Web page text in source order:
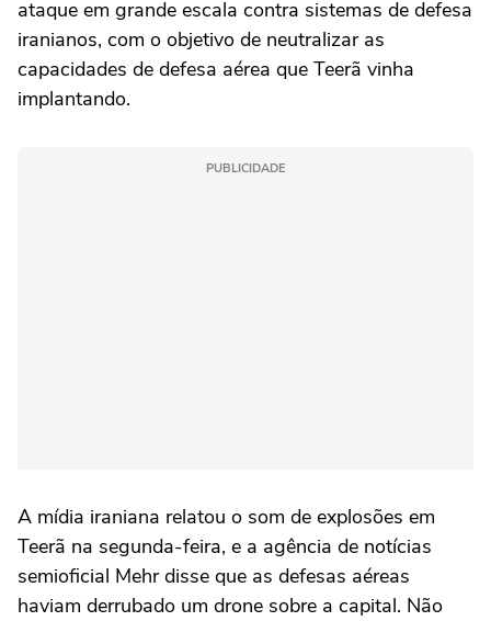
ataque em grande escala contra sistemas de defesa
iranianos, com o objetivo de neutralizar as
capacidades de defesa aérea que Teerã vinha
implantando.
PUBLICIDADE
A mídia iraniana relatou o som de ‌explosões em
Teerã na segunda-feira, e a agência de notícias
semioficial Mehr disse que as defesas aéreas
haviam ‌derrubado um drone sobre a capital. Não